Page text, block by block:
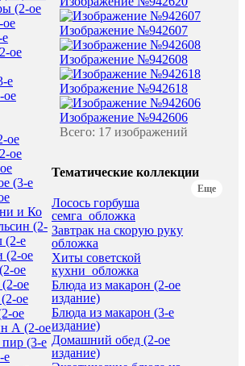
(2-ое
ое
е
ое
ое
ое
(3-е
и Ко
(2-
(2-е
(2-ое
ое
ое
ое
ое
А (2-ое
(3-е
е
Изображение №942607
Изображение №942608
Изображение №942618
Изображение №942606
Всего: 17 изображений
Тематические коллекции
Еще
Лосось горбуша
семга_обложка
Завтрак на скорую руку
обложка
Хиты советской
кухни_обложка
Блюда из макарон (2-ое
издание)
Блюда из макарон (3-е
издание)
Домашний обед (2-ое
издание)